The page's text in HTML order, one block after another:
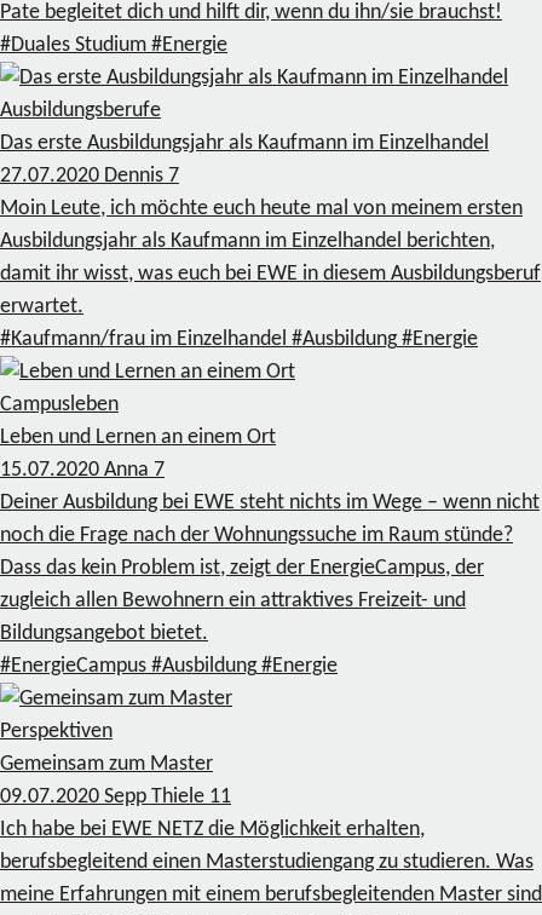
Pate begleitet dich und hilft dir, wenn du ihn/sie brauchst!
#Duales Studium #Energie
Ausbildungsberufe
Das erste Ausbildungsjahr als Kaufmann im Einzelhandel
27.07.2020 Dennis 7
Moin Leute, ich möchte euch heute mal von meinem ersten
Ausbildungsjahr als Kaufmann im Einzelhandel berichten,
damit ihr wisst, was euch bei EWE in diesem Ausbildungsberuf
erwartet.
#Kaufmann/frau im Einzelhandel #Ausbildung #Energie
Campusleben
Leben und Lernen an einem Ort
15.07.2020 Anna 7
Deiner Ausbildung bei EWE steht nichts im Wege – wenn nicht
noch die Frage nach der Wohnungssuche im Raum stünde?
Dass das kein Problem ist, zeigt der EnergieCampus, der
zugleich allen Bewohnern ein attraktives Freizeit- und
Bildungsangebot bietet.
#EnergieCampus #Ausbildung #Energie
Perspektiven
Gemeinsam zum Master
09.07.2020 Sepp Thiele 11
Ich habe bei EWE NETZ die Möglichkeit erhalten,
berufsbegleitend einen Masterstudiengang zu studieren. Was
meine Erfahrungen mit einem berufsbegleitenden Master sind